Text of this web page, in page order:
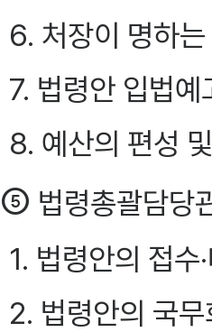
6. 처장이 명하
7. 법령안 입법
8. 예산의 편성
⑤ 법령총괄담당
1. 법령안의 접수
2. 법령안의 국무